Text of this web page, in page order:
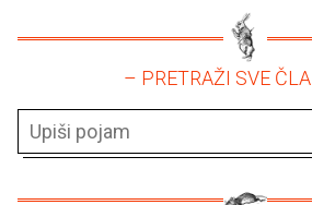
– PRETRAŽI SVE